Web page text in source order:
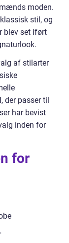
moden.
stil, og
blev set iført
af stilarter
der passer til
har bevist
inden for
for